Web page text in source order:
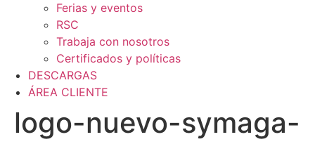
Ferias y eventos
RSC
Trabaja con nosotros
Certificados y políticas
DESCARGAS
ÁREA CLIENTE
logo-nuevo-symaga-